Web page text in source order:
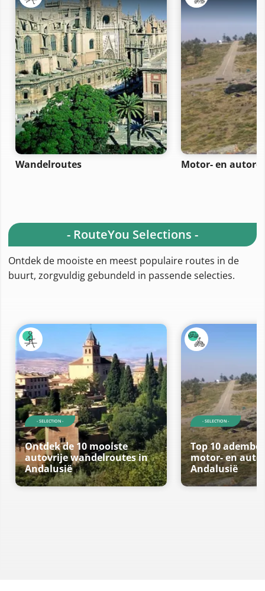
Wandelroutes Motor- en
- RouteYou Selections -
Ontdek de mooiste en meest populaire routes in de
buurt, zorgvuldig gebundeld in passende selecties.
- SELECTION -
Ontdek de 10 mooiste
autovrije wandelroutes in
Andalusië
- SELECTION -
Top 10
motor- en
Andalusië